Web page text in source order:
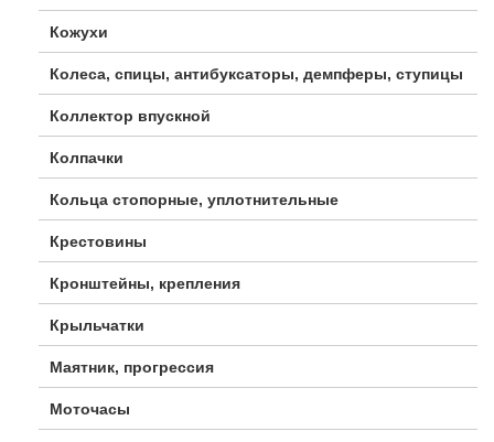
Кожухи
Колеса, спицы, антибуксаторы, демпферы, ступицы
Коллектор впускной
Колпачки
Кольца стопорные, уплотнительные
Крестовины
Кронштейны, крепления
Крыльчатки
Маятник, прогрессия
Моточасы